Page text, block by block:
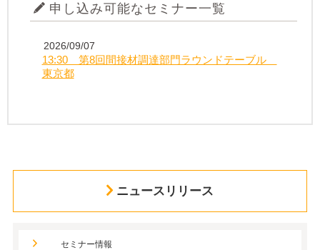
申し込み可能なセミナー一覧
2026/09/07
13:30 第8回間接材調達部門ラウンドテーブル
東京都
ニュースリリース
セミナー情報